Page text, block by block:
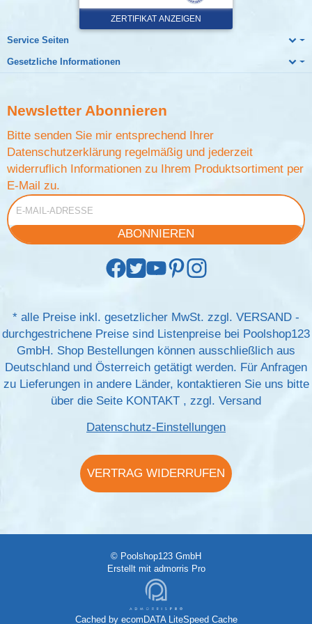
Service Seiten
Gesetzliche Informationen
Newsletter Abonnieren
Bitte senden Sie mir entsprechend Ihrer
Datenschutzerklärung regelmäßig und jederzeit
widerruflich Informationen zu Ihrem Produktsortiment per
E-Mail zu.
E-Mail-Adresse
ABONNIEREN
* alle Preise inkl. gesetzlicher MwSt. zzgl. VERSAND -
durchgestrichene Preise sind Listenpreise bei Poolshop123
GmbH. Shop Bestellungen können ausschließlich aus
Deutschland und Österreich getätigt werden. Für Anfragen
zu Lieferungen in andere Länder, kontaktieren Sie uns bitte
über die Seite KONTAKT , zzgl. Versand
Datenschutz-Einstellungen
VERTRAG WIDERRUFEN
© Poolshop123 GmbH
Erstellt mit admorris Pro
Cached by ecomDATA LiteSpeed Cache